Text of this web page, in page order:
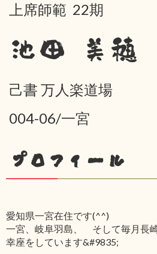
上席師範 22期
池田 美穂
己書 万人楽道場
004-06/一宮
プロフィール
愛知県一宮在住です(^^)
一宮、岐阜羽島、 そして毎月長
幸座をしています&#9835;